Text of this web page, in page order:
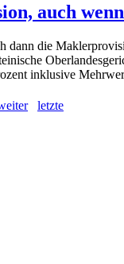
auch
dann die
inklusive
letzte